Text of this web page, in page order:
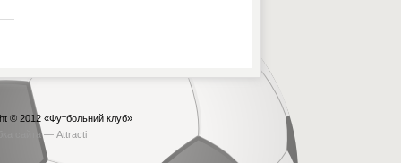
© 2012 «Футбольний клуб»
сайта — Attracti